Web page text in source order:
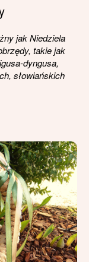
jak Niedziela
takie jak
dyngusa,
słowiańskich